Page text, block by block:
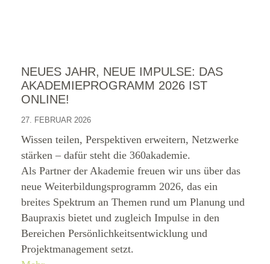
NEUES JAHR, NEUE IMPULSE: DAS
AKADEMIEPROGRAMM 2026 IST
ONLINE!
27. FEBRUAR 2026
Wissen teilen, Perspektiven erweitern, Netzwerke
stärken – dafür steht die 360akademie.
Als Partner der Akademie freuen wir uns über das
neue Weiterbildungsprogramm 2026, das ein
breites Spektrum an Themen rund um Planung und
Baupraxis bietet und zugleich Impulse in den
Bereichen Persönlichkeitsentwicklung und
Projektmanagement setzt.